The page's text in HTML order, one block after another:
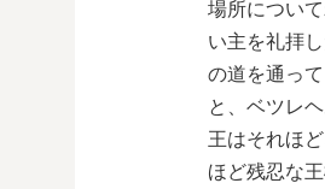
場所につい
い主を礼拝
の道を通っ
と、ベツレ
王はそれほ
ほど残忍な